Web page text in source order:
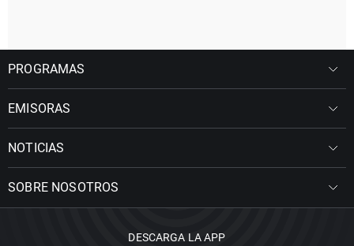
PROGRAMAS
EMISORAS
NOTICIAS
SOBRE NOSOTROS
DESCARGA LA APP